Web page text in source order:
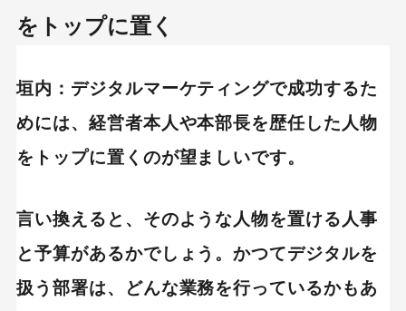
をトップに置く
垣内：デジタルマーケティングで成功するた
めには、経営者本人や本部長を歴任した人物
をトップに置くのが望ましいです。
言い換えると、そのような人物を置ける人事
と予算があるかでしょう。かつてデジタルを
扱う部署は、どんな業務を行っているかもあ